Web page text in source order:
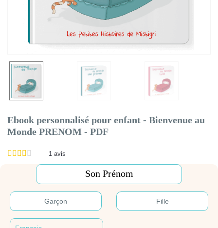
Ebook personnalisé pour enfant - Bienvenue au
Monde PRENOM - PDF
1 avis
Garçon Fille